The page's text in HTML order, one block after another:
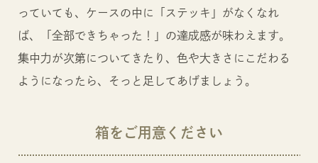
っていても、ケースの中に「ステッキ」がなくなれ
ば、「全部できちゃった！」の達成感が味わえます。
集中力が次第についてきたり、色や大きさにこだわる
ようになったら、そっと足してあげましょう。
箱をご用意ください